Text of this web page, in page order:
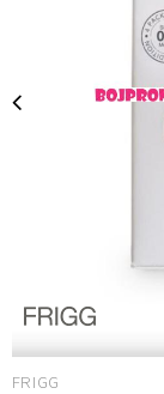
FRIGG